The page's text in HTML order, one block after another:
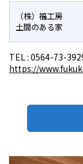
（株）福工房
土間のある家
TEL : 0564-73-
https://